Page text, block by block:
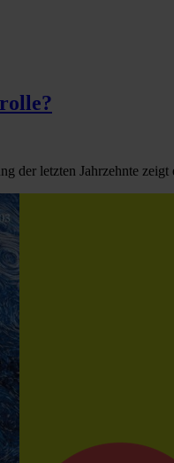
der letzten Jahrzehnte